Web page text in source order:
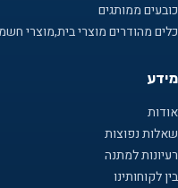
כובעים ממותגים
כלים מהודרים מוצרי בית,מוצרי
מידע
אודות
שאלות נפוצות
רעיונות למתנה
בין לקוחותינו